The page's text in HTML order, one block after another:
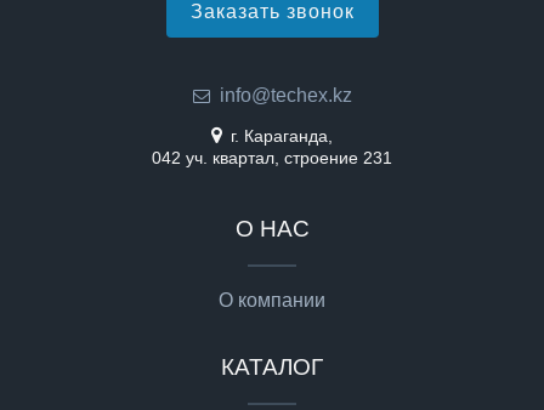
Заказать звонок
info@techex.kz
г. Караганда,
042 уч. квартал, строение 231
О НАС
О компании
КАТАЛОГ